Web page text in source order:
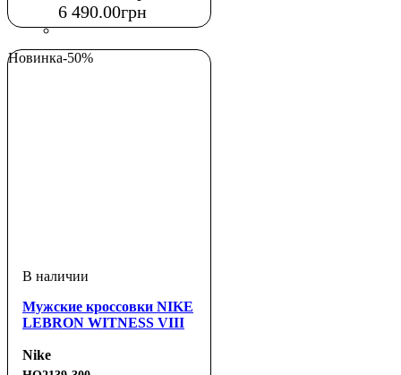
6 490.00грн
Новинка-50%
Мужские кроссовки NIKE
LEBRON WITNESS VIII
Nike